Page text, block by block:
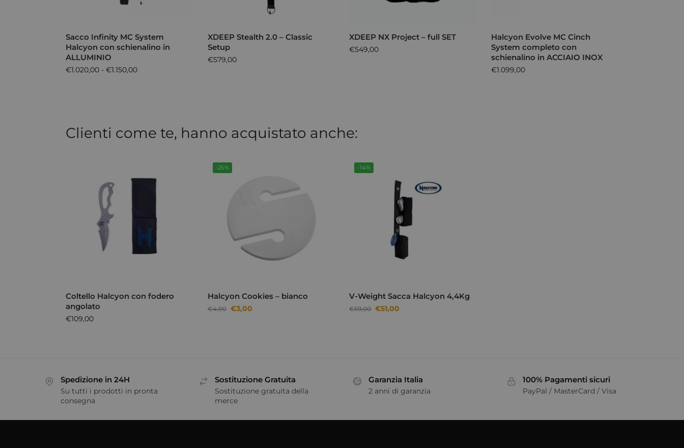
Sacco Infinity MC System
Halcyon con schienalino in
ALLUMINIO
€1.020,00 - €1.150,00
XDEEP Stealth 2.0 – Classic
Setup
€579,00
XDEEP NX Project – full SET
€549,00
Halcyon Evolve MC Cinch
System completo con
schienalino in ACCIAIO INOX
€1.099,00
Clienti come te, hanno acquistato anche:
Coltello Halcyon con fodero
angolato
€109,00
-25%
Halcyon Cookies – bianco
€4,00 €3,00
-14%
V-Weight Sacca Halcyon 4,4Kg
€59,00 €51,00
Spedizione in 24H
Su tutti i prodotti in pronta
consegna
Sostituzione Gratuita
Sostituzione gratuita della
merce
Garanzia Italia
2 anni di garanzia
100% Pagamenti sicuri
PayPal / MasterCard / Visa